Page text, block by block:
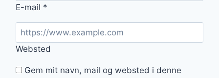
E-mail *
Websted
Gem mit navn, mail og websted i denne